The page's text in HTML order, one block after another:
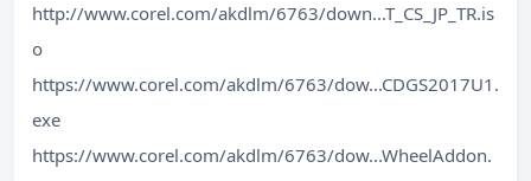
http://www.corel.com/akdlm/6763/down...T_CS_JP_TR.is
o
https://www.corel.com/akdlm/6763/dow...CDGS2017U1.
exe
https://www.corel.com/akdlm/6763/dow...WheelAddon.